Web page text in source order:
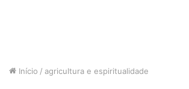
Início / agricultura e espiritualidade